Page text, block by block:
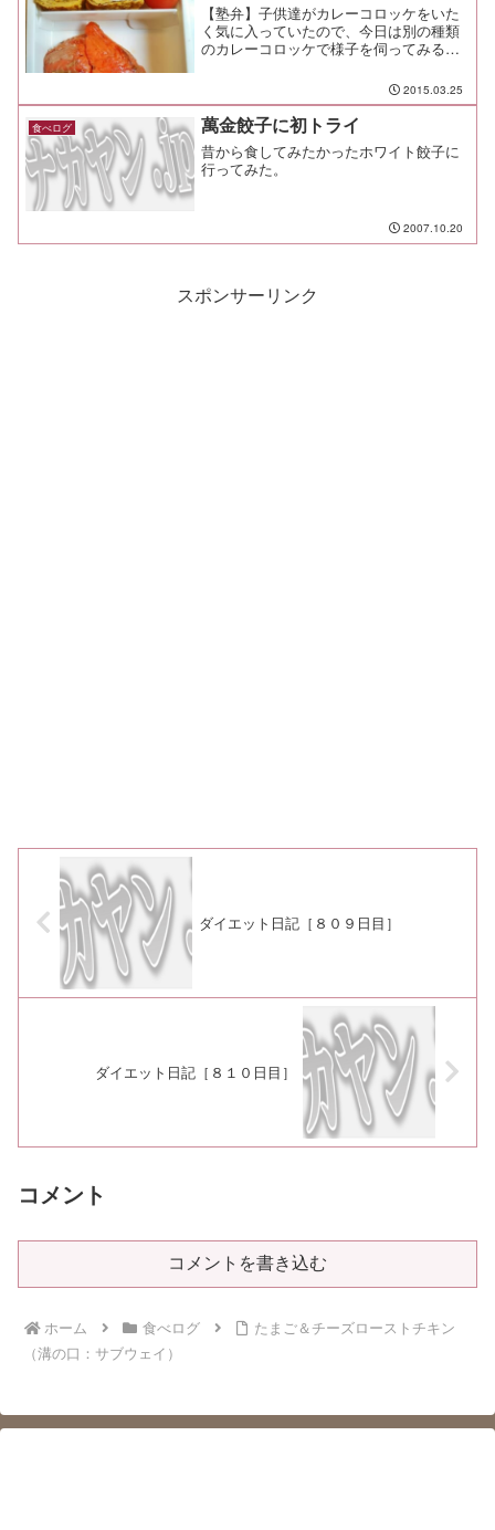
【塾弁】子供達がカレーコロッケをいた
く気に入っていたので、今日は別の種類
のカレーコロッケで様子を伺ってみるこ
2015.03.25
食べログ 萬金餃子に初トライ
昔から食してみたかったホワイト餃子に
行ってみた。
2007.10.20
スポンサーリンク
ダイエット日記［８０９日目］
ダイエット日記［８１０日目］
コメント
コメントを書き込む
ホーム 食べログ
たまご＆チーズローストチキン
（溝の口：サブウェイ）